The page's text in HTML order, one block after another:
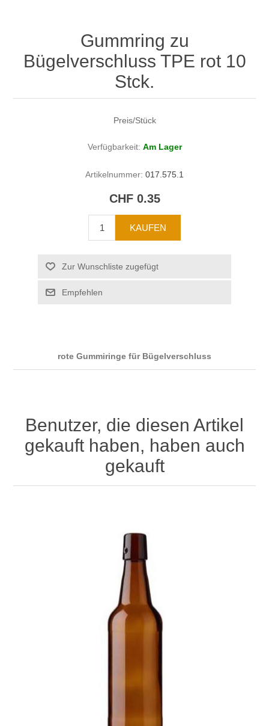
Gummring zu
Bügelverschluss TPE rot 10
Stck.
Preis/Stück
Verfügbarkeit: Am Lager
Artikelnummer: 017.575.1
CHF 0.35
rote Gummiringe für Bügelverschluss
Benutzer, die diesen Artikel
gekauft haben, haben auch
gekauft